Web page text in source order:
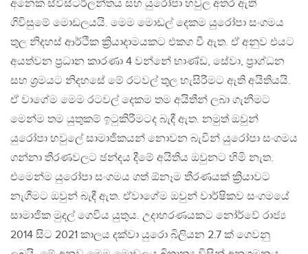
අනෙක ස්විස්ටර්ලන්තය සහ යුරෝපා හවුල අතර ඇති
ගිවිසුමේ මොඩලයයි. මෙම මොඩල් දෙකම යුරෝපා සංගමය
තුල නිදහස් ආර්ථික ක්‍රියාදාමයකට එකග වී ඇත. ඒ අනුව එයට
අයත්වන ප්‍රධාන කාරණා 4 වන්නේ භාණ්ඩ, සේවා, ප්‍රාග්ධන
සහ ශ්‍රමයට නිදහසේ මේ රටවල් තුල හැසිරීමට ඇති අයිතියයි.
ඒ වාගේම මෙම රටවල් දෙකම තම අයිතීන් ලබා ගැනීමට
මෙන්ම තම යුතුකම් ඉටුකිරීමටද බැඳී ඇත. නමුත් ඔවුන්
යුරෝපා හවුලේ සාමාජිකයන් නොවන බැවින් යුරෝපා සංගමය
ගන්නා තීරණවලට ඡන්දය දීමේ අයිතිය ඔවුනට හිමි නැත.
එමෙන්ම යුරෝපා සංගමය ගත් ඕනෑම තීරණයක් ක්‍රියාවට
නැගීමට ඔවුන් බැඳී ඇත. ඒවාගේම ඔවුන් වාර්ෂිකව සංගමයේ
සාමාජික මුදල් ගෙවිය යුතුය. උදාහරණයකට නෝර්වේ රාජ්‍ය
2014 සිට 2021 කාලය දක්වා යුරො බිලියන 2.7 ක් ගෙවනු